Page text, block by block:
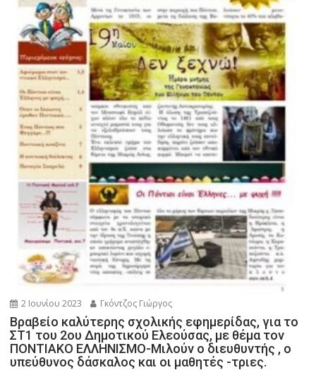
2 Ιουνίου 2023 Γκόντζος Γιώργος
Βραβείο καλύτερης σχολικής εφημερίδας, για το
ΣΤ1 του 2ου Δημοτικού Ελεούσας, με θέμα τον
ΠΟΝΤΙΑΚΟ ΕΛΛΗΝΙΣΜΟ-Μιλούν ο διευθυντής , ο
υπεύθυνος δάσκαλος και οι μαθητές -τριες.